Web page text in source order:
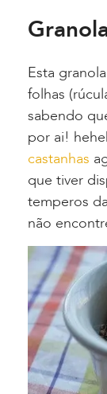
Esta
folhas
sabendo
por ai!
castanhas
que tiver
temperos
não